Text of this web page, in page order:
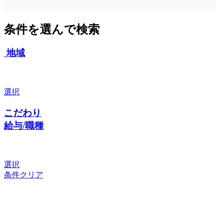
条件を選んで検索
地域
選択
こだわり
給与/職種
選択
条件クリア